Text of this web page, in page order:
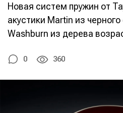
Новая систем пружин от
акустики Martin из
Washburn из дерева
0 360